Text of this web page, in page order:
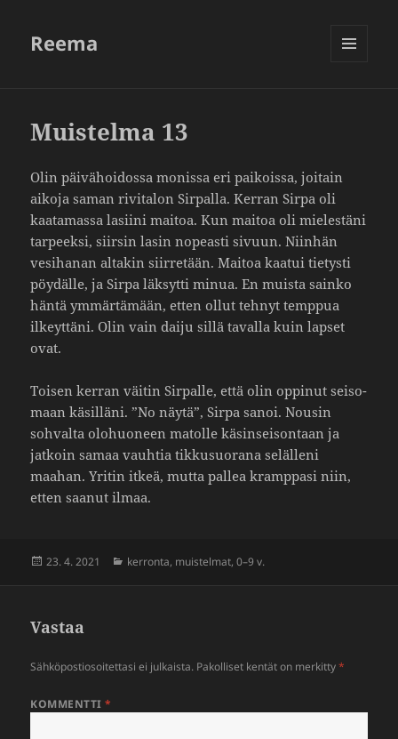
Reema
Muistelma 13
Olin päivä­hoi­dossa monissa eri paikoissa, joitain
aikoja saman rivi­talon Sirpalla. Kerran Sirpa oli
kaata­massa lasiini maitoa. Kun maitoa oli mieles­täni
tarpeeksi, siirsin lasin nopeasti sivuun. Niinhän
vesi­hanan altakin siir­re­tään. Maitoa kaatui tietysti
pöydälle, ja Sirpa läksytti minua. En muista sainko
häntä ymmär­tä­mään, etten ollut tehnyt temppua
ilkeyt­täni. Olin vain daiju sillä tavalla kuin lapset
ovat.
Toisen kerran väitin Sirpalle, että olin oppinut seiso­
maan käsil­läni. ”No näytä”, Sirpa sanoi. Nousin
sohvalta olohuo­neen matolle käsin­sei­son­taan ja
jatkoin samaa vauhtia tikkusuo­rana seläl­leni
maahan. Yritin itkeä, mutta pallea kramp­pasi niin,
etten saanut ilmaa.
Julkaistu
23. 4. 2021 Kategoriat
kerronta, muistelmat,0–9 v.
Vastaa
Sähköpostiosoitettasi ei julkaista. Pakolliset kentät on merkitty*
KOMMENTTI*